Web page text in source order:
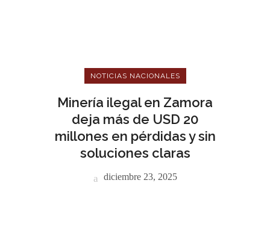
NOTICIAS NACIONALES
Minería ilegal en Zamora
deja más de USD 20
millones en pérdidas y sin
soluciones claras
diciembre 23, 2025